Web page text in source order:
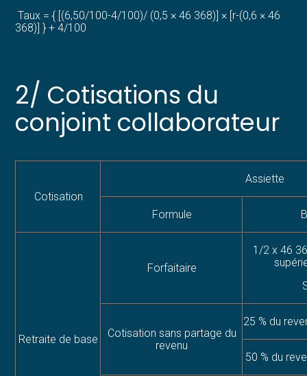
Taux = { [(6,50/100-4/100)/ (0,5 × 46 368)] × [r-(0,6 × 46
368)] } + 4/100
2/ Cotisations du
conjoint collaborateur
Cotisation
Assiette
Formule
Retraite de base
Forfaitaire
1/2 x 46
Cotisation sans partage du
revenu
25 % du
50 % du